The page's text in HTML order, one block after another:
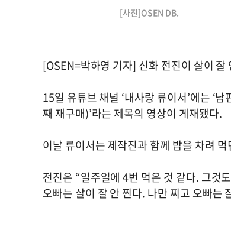
[사진]OSEN DB.
[OSEN=박하영 기자] 신화 전진이 살이 잘
15일 유튜브 채널 ‘내사랑 류이서’에는 ‘
째 재구매)’라는 제목의 영상이 게재됐다.
이날 류이서는 제작진과 함께 밥을 차려
전진은 “일주일에 4번 먹은 것 같다. 그것
오빠는 살이 잘 안 찐다. 나만 찌고 오빠는